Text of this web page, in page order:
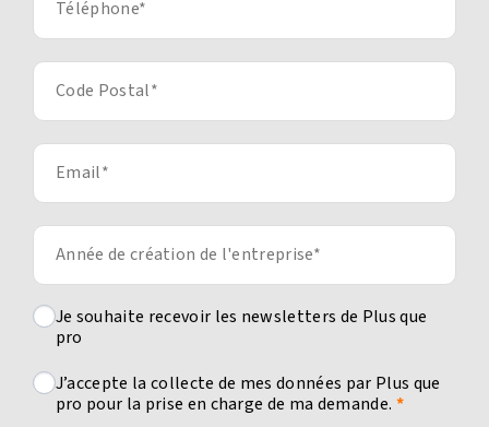
Je souhaite recevoir les newsletters de Plus que
pro
J’accepte la collecte de mes données par Plus que
pro pour la prise en charge de ma demande.